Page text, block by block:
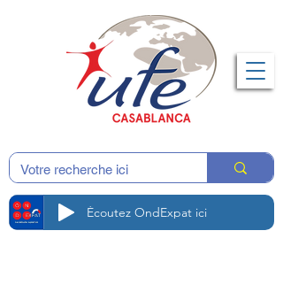
Écoutez OndExpat ici